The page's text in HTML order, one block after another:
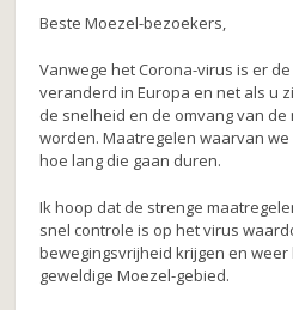
c
e
b
o
o
k
e
n
Beste Moezel-bezoekers,
Vanwege het Corona-virus is er
veranderd in Europa en net als u
de snelheid en de omvang van
worden. Maatregelen waarvan
hoe lang die gaan duren.
Ik hoop dat de strenge
snel controle is op het virus
bewegingsvrijheid krijgen en
geweldige Moezel-gebied.